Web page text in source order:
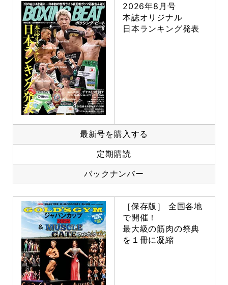
2026年8月号
本誌オリジナル
日本ランキング発表
最新号を購入する
定期購読
バックナンバー
［保存版］ 全国各地
で開催！
最大級の筋肉の祭典
を１冊に凝縮